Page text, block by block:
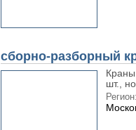
сборно-разборный
шт.,